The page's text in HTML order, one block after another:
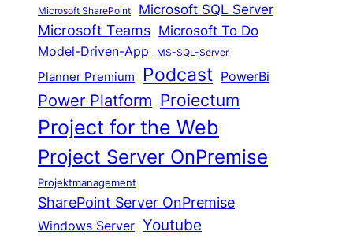
Microsoft SharePoint Microsoft SQL Server
Microsoft Teams Microsoft To Do
Model-Driven-App MS-SQL-Server
Planner Premium Podcast PowerBi
Power Platform Proiectum
Project for the Web
Project Server OnPremise
Projektmanagement
SharePoint Server OnPremise
Windows Server Youtube